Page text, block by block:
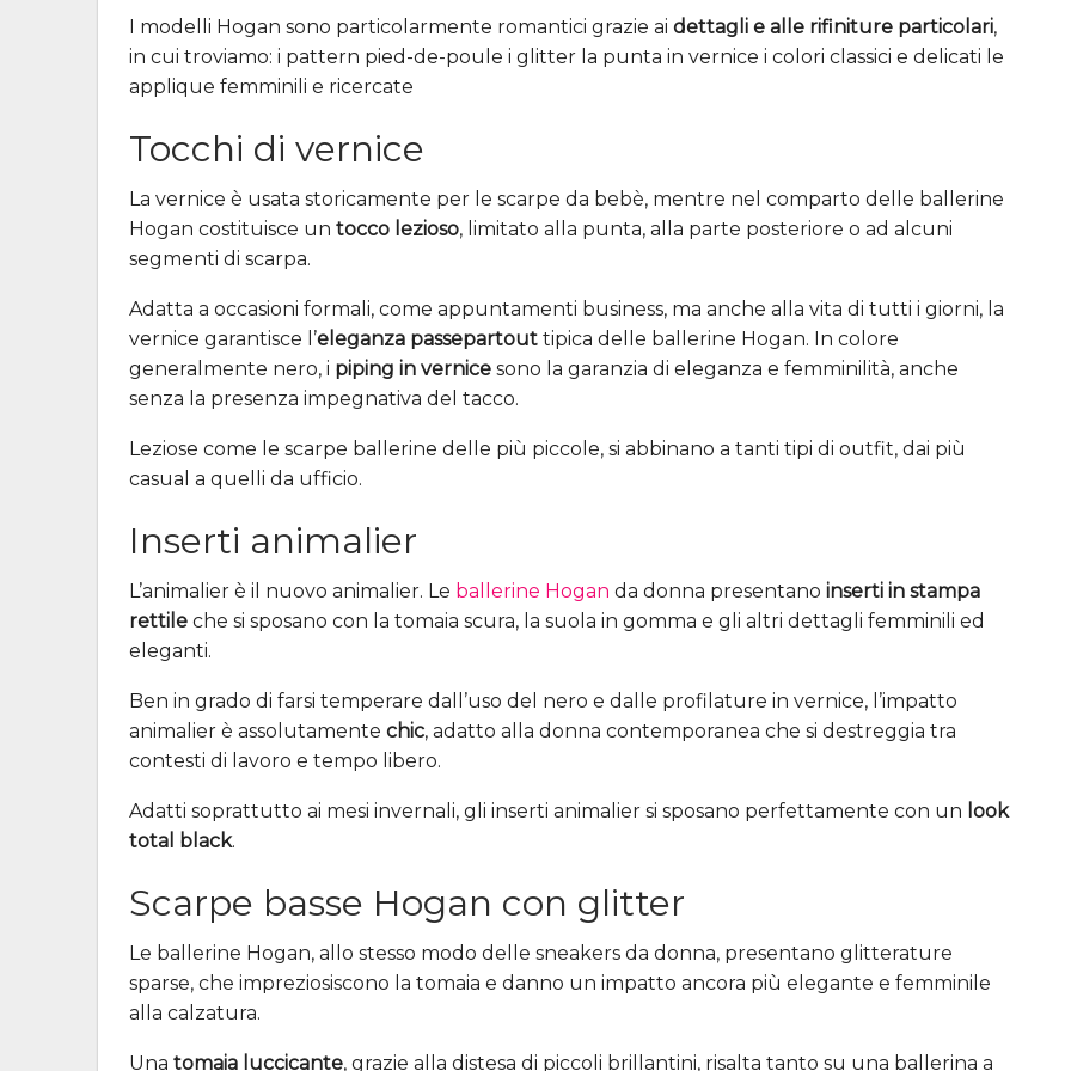
I modelli Hogan sono particolarmente romantici grazie ai dettagli e alle rifiniture particolari,
in cui troviamo: i pattern pied-de-poule i glitter la punta in vernice i colori classici e delicati le
applique femminili e ricercate
Tocchi di vernice
La vernice è usata storicamente per le scarpe da bebè, mentre nel comparto delle ballerine
Hogan costituisce un tocco lezioso, limitato alla punta, alla parte posteriore o ad alcuni
segmenti di scarpa.
Adatta a occasioni formali, come appuntamenti business, ma anche alla vita di tutti i giorni, la
vernice garantisce l’eleganza passepartout tipica delle ballerine Hogan. In colore
generalmente nero, i piping in vernice sono la garanzia di eleganza e femminilità, anche
senza la presenza impegnativa del tacco.
Leziose come le scarpe ballerine delle più piccole, si abbinano a tanti tipi di outfit, dai più
casual a quelli da ufficio.
Inserti animalier
L’animalier è il nuovo animalier. Le ballerine Hogan da donna presentano inserti in stampa
rettile che si sposano con la tomaia scura, la suola in gomma e gli altri dettagli femminili ed
eleganti.
Ben in grado di farsi temperare dall’uso del nero e dalle profilature in vernice, l’impatto
animalier è assolutamente chic, adatto alla donna contemporanea che si destreggia tra
contesti di lavoro e tempo libero.
Adatti soprattutto ai mesi invernali, gli inserti animalier si sposano perfettamente con un look
total black.
Scarpe basse Hogan con glitter
Le ballerine Hogan, allo stesso modo delle sneakers da donna, presentano glitterature
sparse, che impreziosiscono la tomaia e danno un impatto ancora più elegante e femminile
alla calzatura.
Una tomaia luccicante, grazie alla distesa di piccoli brillantini, risalta tanto su una ballerina a